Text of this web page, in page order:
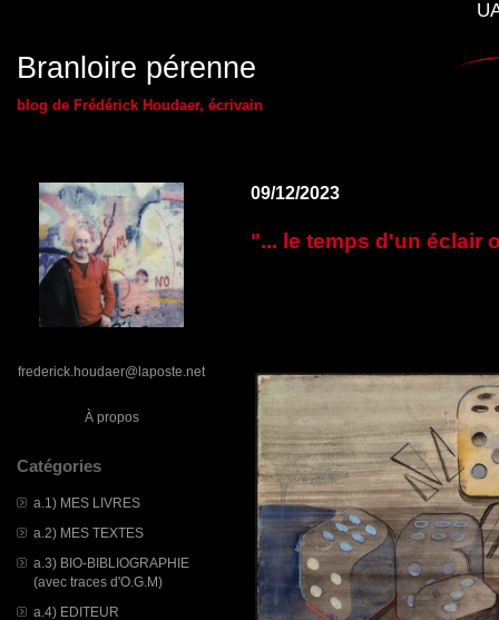
Branloire pérenne
blog de Frédérick Houdaer, écrivain
frederick.houdaer@laposte.net
À propos
Catégories
a.1) MES LIVRES
a.2) MES TEXTES
a.3) BIO-BIBLIOGRAPHIE
(avec traces d'O.G.M)
a.4) EDITEUR
09/12/2023
"... le temps d'un éclair